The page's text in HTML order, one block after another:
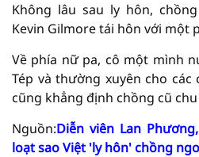
Không lâu sau ly hôn,
Kevin Gilmore tái hôn với một
Về phía nữ pa, cô một mình
Tép và thường xuyên cho
cũng khẳng định chồng cũ
Nguồn:Diễn viên Lan
loạt sao Việt 'ly hôn' chồng